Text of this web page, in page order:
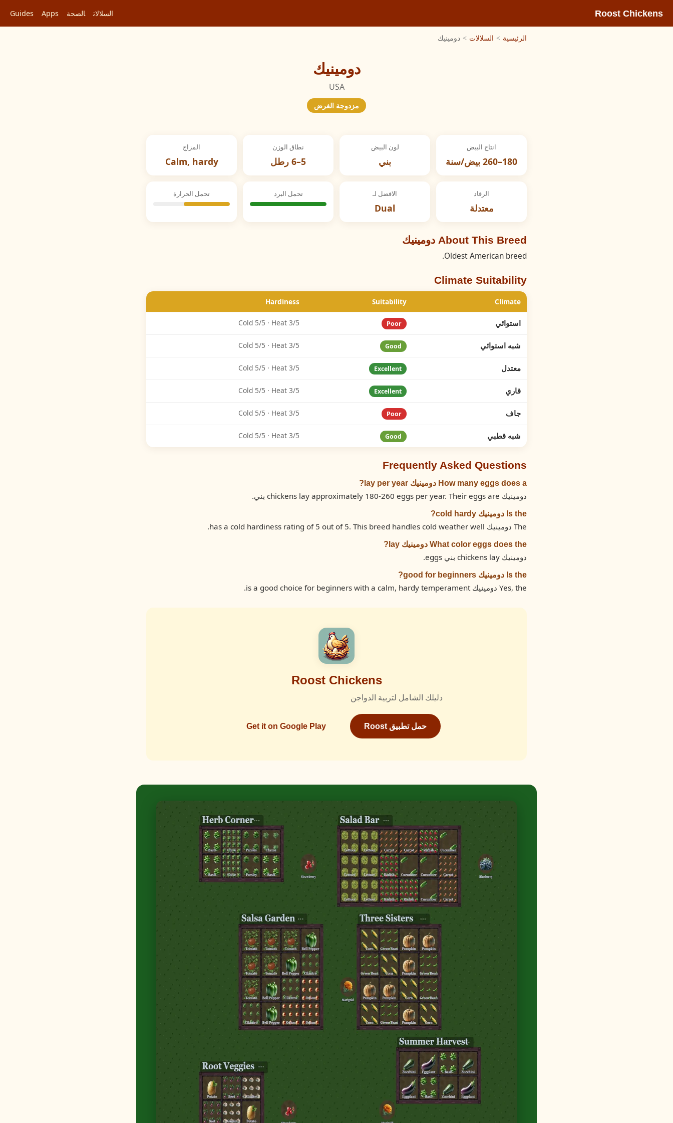
Roost Chickens السلالات الصحة Guides Apps
الرئيسية > السلالات > دومينيك
دومينيك
USA
مزدوجة الغرض
انتاج البيض
180–260 بيض/سنة
لون البيض
بني
نطاق الوزن
5–6 رطل
المزاج
Calm, hardy
الرقاد
معتدلة
الافضل لـ
Dual
تحمل البرد تحمل الحرارة
About This Breed دومينيك
Oldest American breed.
Climate Suitability
Climate
Suitability
Hardiness
استوائي Poor
Cold 5/5 · Heat 3/5
شبه استوائي Good
Cold 5/5 · Heat 3/5
معتدل Excellent
Cold 5/5 · Heat 3/5
قاري Excellent
Cold 5/5 · Heat 3/5
جاف Poor
Cold 5/5 · Heat 3/5
شبه قطبي Good
Cold 5/5 · Heat 3/5
Frequently Asked Questions
How many eggs does a دومينيك lay per year?
دومينيك chickens lay approximately 180-260 eggs per year. Their eggs are بني.
Is the دومينيك cold hardy?
The دومينيك has a cold hardiness rating of 5 out of 5. This breed handles cold weather well.
What color eggs does the دومينيك lay?
دومينيك chickens lay بني eggs.
Is the دومينيك good for beginners?
Yes, the دومينيك is a good choice for beginners with a calm, hardy temperament.
Roost Chickens
دليلك الشامل لتربية الدواجن
حمل تطبيق Roost Get it on Google Play